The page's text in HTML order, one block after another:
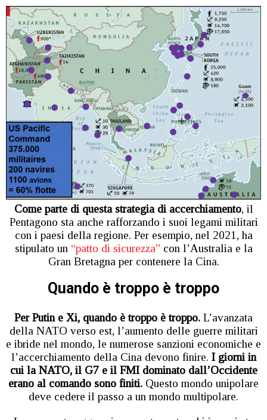
Come parte di questa strategia di accerchiamento, il
Pentagono sta anche rafforzando i suoi legami militari
con i paesi della regione. Per esempio, nel 2021, ha
stipulato un “patto di sicurezza”con l’Australia e la
Gran Bretagna per contenere la Cina.
Quando è troppo è troppo
Per Putin e Xi, quando è troppo è troppo. L’avanzata
della NATO verso est, l’aumento delle guerre militari
e ibride nel mondo, le numerose sanzioni economiche e
l’accerchiamento della Cina devono finire. I giorni in
cui la NATO, il G7 e il FMI dominato dall’Occidente
erano al comando sono finiti. Questo mondo unipolare
deve cedere il passo a un mondo multipolare.